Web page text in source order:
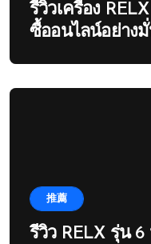
รีวิวเครื่อง
ซื้ออนไลน์อย่าง
推薦
รีวิว RELX รุ่น